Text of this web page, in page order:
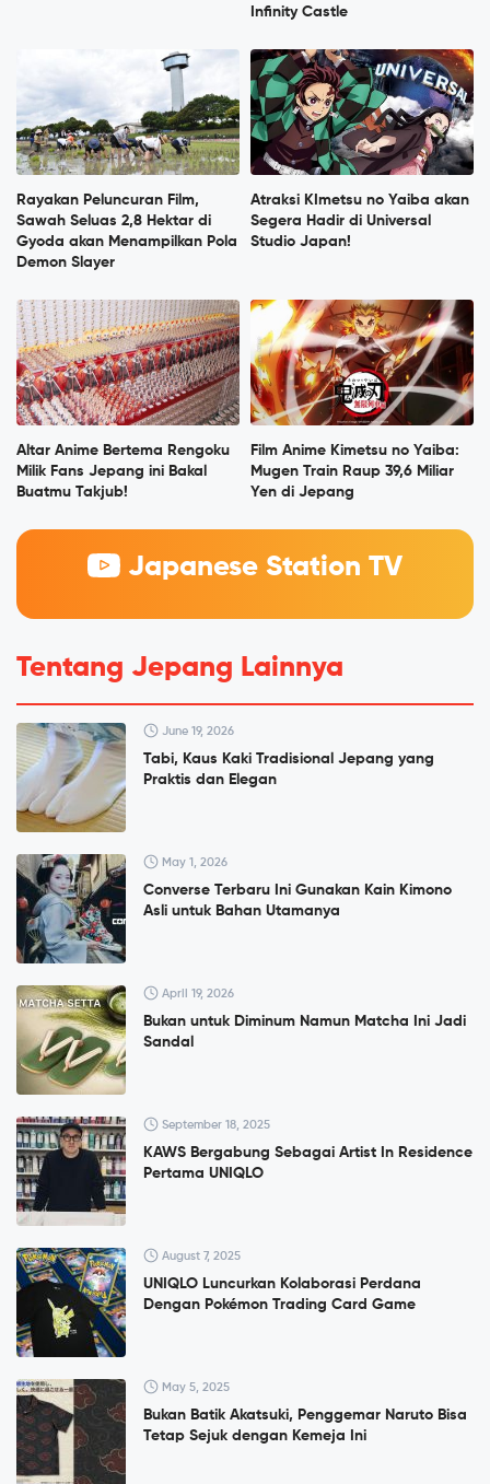
Infinity Castle
Rayakan Peluncuran Film,
Sawah Seluas 2,8 Hektar di
Gyoda akan Menampilkan Pola
Demon Slayer
Atraksi KImetsu no Yaiba akan
Segera Hadir di Universal
Studio Japan!
Altar Anime Bertema Rengoku
Milik Fans Jepang ini Bakal
Buatmu Takjub!
Film Anime Kimetsu no Yaiba:
Mugen Train Raup 39,6 Miliar
Yen di Jepang
Japanese Station TV
Tentang Jepang Lainnya
June 19, 2026
Tabi, Kaus Kaki Tradisional Jepang yang
Praktis dan Elegan
May 1, 2026
Converse Terbaru Ini Gunakan Kain Kimono
Asli untuk Bahan Utamanya
April 19, 2026
Bukan untuk Diminum Namun Matcha Ini Jadi
Sandal
September 18, 2025
KAWS Bergabung Sebagai Artist In Residence
Pertama UNIQLO
August 7, 2025
UNIQLO Luncurkan Kolaborasi Perdana
Dengan Pokémon Trading Card Game
May 5, 2025
Bukan Batik Akatsuki, Penggemar Naruto Bisa
Tetap Sejuk dengan Kemeja Ini